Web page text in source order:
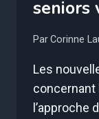
seniors
ParCorinne
Les
concernant
l’approche